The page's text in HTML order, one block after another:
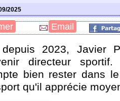
2025
Email
2023, Javier
directeur sportif.
bien rester dans
qu'il apprécie